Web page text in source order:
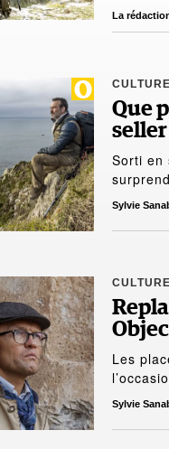
La
CULTURE
Que
seller
Sorti en
Sylvie
CULTURE
Les
Sylvie